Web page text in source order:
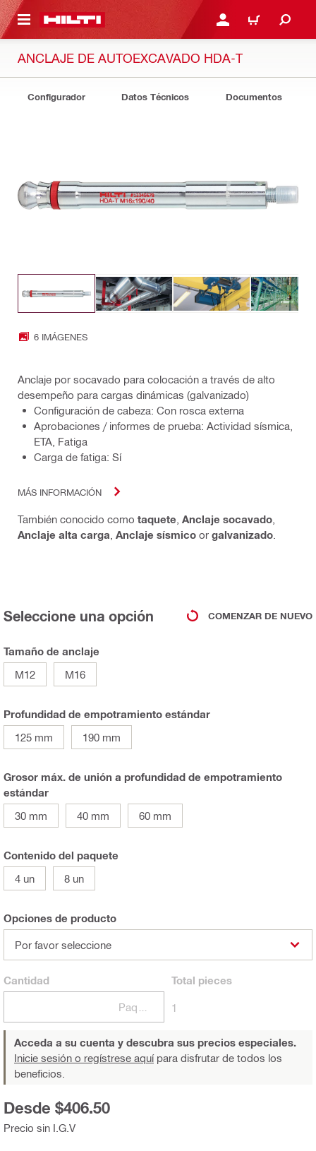
PRINCIPAL INICIE SESIÓN O
CARRITO
ANCLAJE DE AUTOEXCAVADO HDA-T
Configurador Datos Técnicos Documentos
6 IMÁGENES
Anclaje por socavado para colocación a través de alto
desempeño para cargas dinámicas (galvanizado)
Configuración de cabeza: Con rosca externa
Aprobaciones / informes de prueba: Actividad sísmica,
ETA, Fatiga
Carga de fatiga: Sí
MÁS INFORMACIÓN
También conocido como taquete Anclaje socavado
Anclaje alta carga Anclaje sísmico or galvanizado
Seleccione una opción COMENZAR DE NUEVO
Tamaño de anclaje
M12
M16
Profundidad de empotramiento estándar
125 mm
190 mm
Grosor máx. de unión a profundidad de empotramiento
estándar
30 mm
40 mm 60 mm
Contenido del paquete
4 un
8 un
Opciones de producto
Por favor seleccione
Cantidad Total pieces
1
Acceda a su cuenta y descubra sus precios especiales.
Inicie sesión o regístrese aquípara disfrutar de todos los
beneficios.
Precio sin I.G.V
Desde $406.50